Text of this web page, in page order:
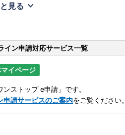
見る
イン申請対応サービス一覧
イページ
ストップ e申請」です。
申請サービスのご案内をご覧ください。